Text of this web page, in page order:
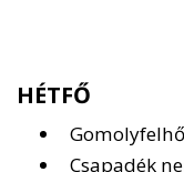
HÉTFŐ
Csapadék